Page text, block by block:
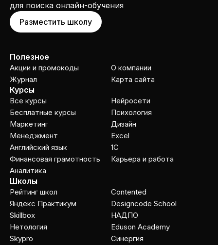
для поиска онлайн-обучения
Разместить школу
Полезное
Акции и промокоды
Журнал
О компании
Карта сайта
Курсы
Все курсы
Бесплатные курсы
Маркетинг
Менеджмент
Английский язык
Финансовая грамотность
Аналитика
Нейросети
Психология
Дизайн
Excel
1C
Карьера и работа
Школы
Рейтинг школ
Яндекс Практикум
Skillbox
Нетология
Skypro
Contented
Designcode School
НАДПО
Eduson Academy
Cинергия